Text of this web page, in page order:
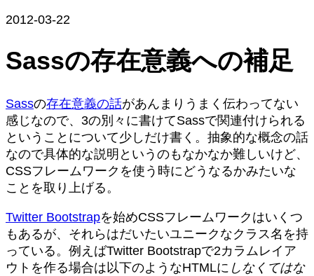
2012-03-22
Sassの存在意義への補足
Sassの存在意義の話があんまりうまく伝わってない
感じなので、3の別々に書けてSassで関連付けられる
ということについて少しだけ書く。抽象的な概念の話
なので具体的な説明というのもなかなか難しいけど、
CSSフレームワークを使う時にどうなるかみたいな
ことを取り上げる。
Twitter Bootstrapを始めCSSフレームワークはいくつ
もあるが、それらはだいたいユニークなクラス名を持
っている。例えばTwitter Bootstrapで2カラムレイア
ウトを作る場合は以下のようなHTMLに しなくてはな